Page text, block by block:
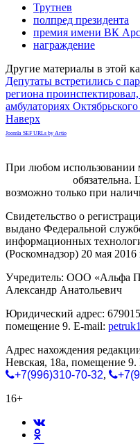
Трутнев
полпред президента
премия имени ВК
награждение
Другие материалы в этой
Депутаты встретились с
региона
амбулаториях
Наверх
Joomla SEF URLs by Artio
При любом использовании
обязательна.
возможно только при
Свидетельство о
выдано Федеральной
информационных
(Роскомнадзор) 20 мая 2016
Учредитель: ООО «Альфа
Александр Анатольевич
Юридический адрес:
помещение 9. E-mail:
Адрес нахождения
Невская, 18а, помещение 9.
+7(996)310-70-32,
16+